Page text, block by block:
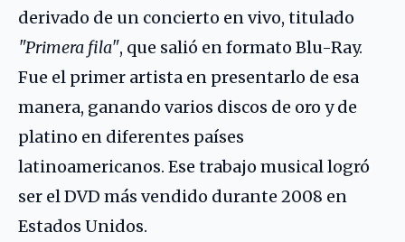
derivado de un concierto en vivo, titulado
"Primera fila", que salió en formato Blu-Ray.
Fue el primer artista en presentarlo de esa
manera, ganando varios discos de oro y de
platino en diferentes países
latinoamericanos. Ese trabajo musical logró
ser el DVD más vendido durante 2008 en
Estados Unidos.